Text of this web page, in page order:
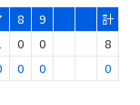
8 9
計
0 0
8
0 0 0